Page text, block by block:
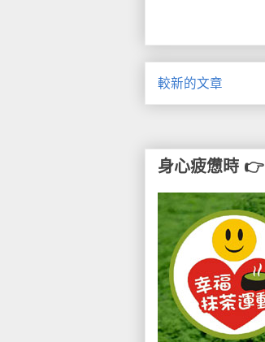
較新的文章
身心疲憊時 👉